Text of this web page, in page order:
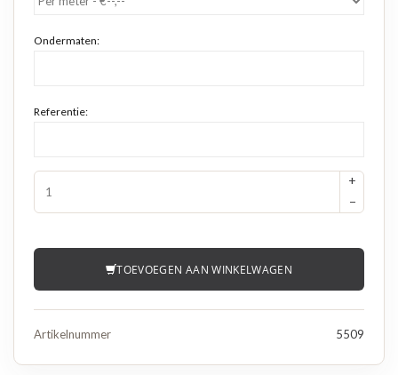
Ondermaten:
Referentie:
+
−
TOEVOEGEN AAN WINKELWAGEN
Artikelnummer 5509